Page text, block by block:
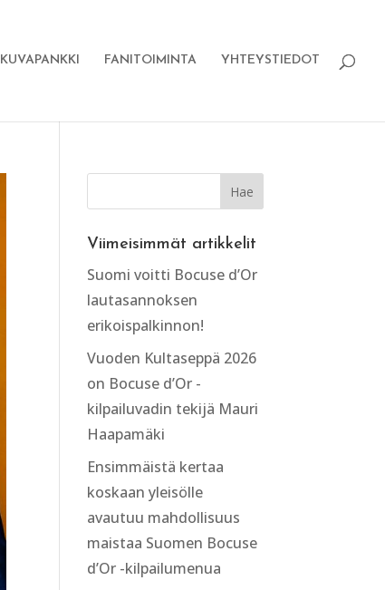
KUVAPANKKI FANITOIMINTA YHTEYSTIEDOT
Viimeisimmät artikkelit
Suomi voitti Bocuse d’Or
lautasannoksen
erikoispalkinnon!
Vuoden Kultaseppä 2026
on Bocuse d’Or -
kilpailuvadin tekijä Mauri
Haapamäki
Ensimmäistä kertaa
koskaan yleisölle
avautuu mahdollisuus
maistaa Suomen Bocuse
d’Or -kilpailumenua